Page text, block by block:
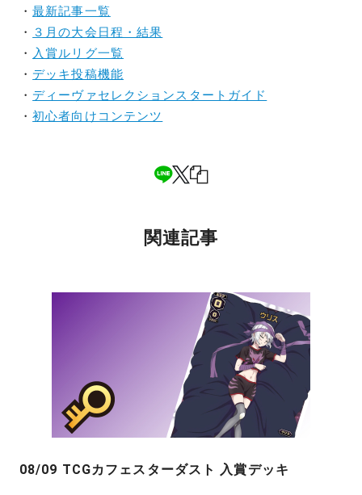
・最新記事一覧
・ ３月の大会日程・結果
・ 入賞ルリグ一覧
・ デッキ投稿機能
・ ディーヴァセレクションスタートガイド
・初心者向けコンテンツ
関連記事
08/09 TCGカフェスターダスト 入賞デッキ